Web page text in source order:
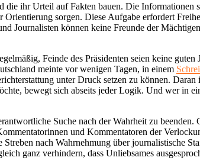
die ihr Urteil auf Fakten bauen. Die
sorgen. Diese Aufgabe erfordert
Journalisten können keine Freunde der
Feinde des Präsidenten seien keine
meinte vor wenigen Tagen, in einem
unter Druck setzen zu können.
bewegt sich abseits jeder Logik. Und wer in
Suche nach der Wahrheit zu
und Kommentatoren der
nach Wahrnehmung über journalistische
ganz verhindern, dass Unliebsames